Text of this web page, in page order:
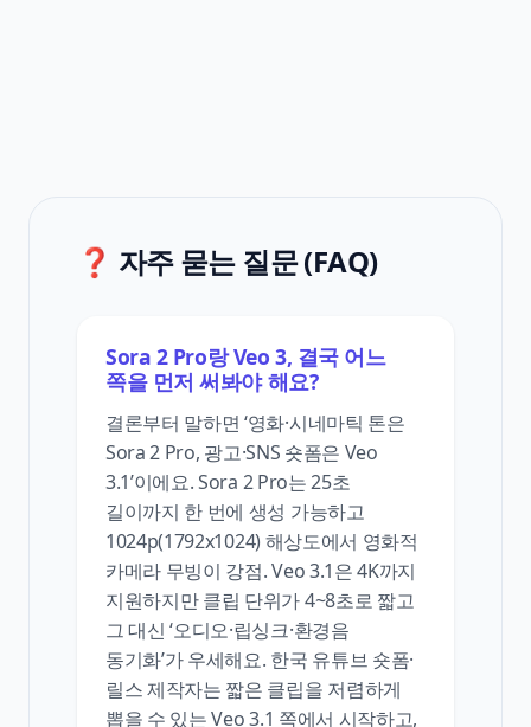
❓ 자주 묻는 질문 (FAQ)
Sora 2 Pro랑 Veo 3, 결국 어느
쪽을 먼저 써봐야 해요?
결론부터 말하면 ‘영화·시네마틱 톤은
Sora 2 Pro, 광고·SNS 숏폼은 Veo
3.1’이에요. Sora 2 Pro는 25초
길이까지 한 번에 생성 가능하고
1024p(1792x1024) 해상도에서 영화적
카메라 무빙이 강점. Veo 3.1은 4K까지
지원하지만 클립 단위가 4~8초로 짧고
그 대신 ‘오디오·립싱크·환경음
동기화’가 우세해요. 한국 유튜브 숏폼·
릴스 제작자는 짧은 클립을 저렴하게
뽑을 수 있는 Veo 3.1 쪽에서 시작하고,